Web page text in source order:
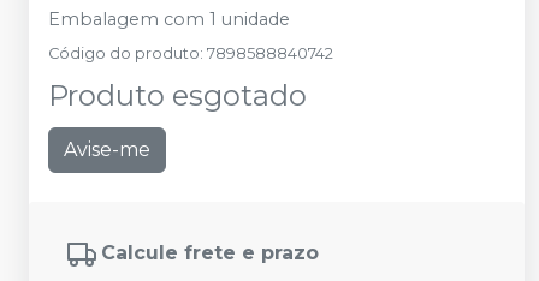
Embalagem com 1 unidade
Código do produto: 7898588840742
Produto esgotado
Avise-me
Calcule frete e prazo